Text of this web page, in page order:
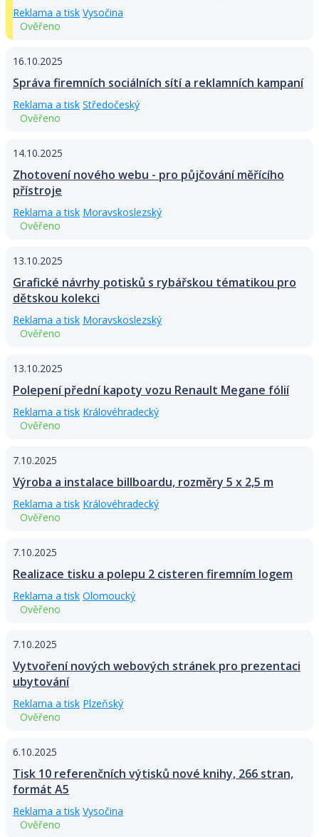
Reklama a tisk Vysočina
Ověřeno
16.10.2025
Správa firemních sociálních sítí a reklamních kampaní
Reklama a tisk Středočeský
Ověřeno
14.10.2025
Zhotovení nového webu - pro půjčování měřícího
přístroje
Reklama a tisk Moravskoslezský
Ověřeno
13.10.2025
Grafické návrhy potisků s rybářskou tématikou pro
dětskou kolekci
Reklama a tisk Moravskoslezský
Ověřeno
13.10.2025
Polepení přední kapoty vozu Renault Megane fólií
Reklama a tisk Královéhradecký
Ověřeno
7.10.2025
Výroba a instalace billboardu, rozměry 5 x 2,5 m
Reklama a tisk Královéhradecký
Ověřeno
7.10.2025
Realizace tisku a polepu 2 cisteren firemním logem
Reklama a tisk Olomoucký
Ověřeno
7.10.2025
Vytvoření nových webových stránek pro prezentaci
ubytování
Reklama a tisk Plzeňský
Ověřeno
6.10.2025
Tisk 10 referenčních výtisků nové knihy, 266 stran,
formát A5
Reklama a tisk Vysočina
Ověřeno